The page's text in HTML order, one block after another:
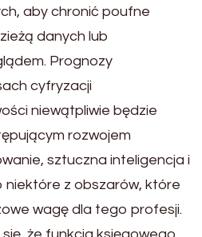
aby chronić poufne
danych lub
Prognozy
cyfryzacji
niewątpliwie będzie
rozwojem
sztuczna inteligencja i
niektóre z obszarów, które
wagę dla tego profesji.
że funkcja księgowego